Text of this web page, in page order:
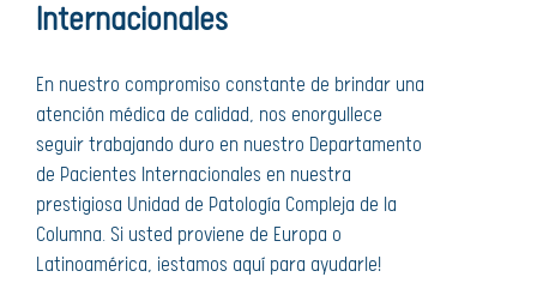
Internacionales
En nuestro compromiso constante de brindar una
atención médica de calidad, nos enorgullece
seguir trabajando duro en nuestro Departamento
de Pacientes Internacionales en nuestra
prestigiosa Unidad de Patología Compleja de la
Columna. Si usted proviene de Europa o
Latinoamérica, ¡estamos aquí para ayudarle!